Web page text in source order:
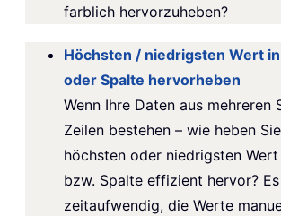
farblich hervorzuheben?
Höchsten / niedrigsten Wert
oder Spalte hervorheben
Wenn Ihre Daten aus mehreren
Zeilen bestehen – wie heben
höchsten oder niedrigsten
bzw. Spalte effizient hervor?
zeitaufwendig, die Werte